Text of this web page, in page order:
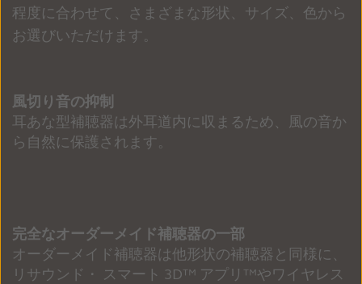
程度に合わせて、さまざまな形状、サイズ、色から
お選びいただけます。
風切り音の抑制
耳あな型補聴器は外耳道内に収まるため、風の音か
ら自然に保護されます。
完全なオーダーメイド補聴器の一部
オーダーメイド補聴器は他形状の補聴器と同様に、
リサウンド・ スマート 3D™ アプリ™やワイヤレス